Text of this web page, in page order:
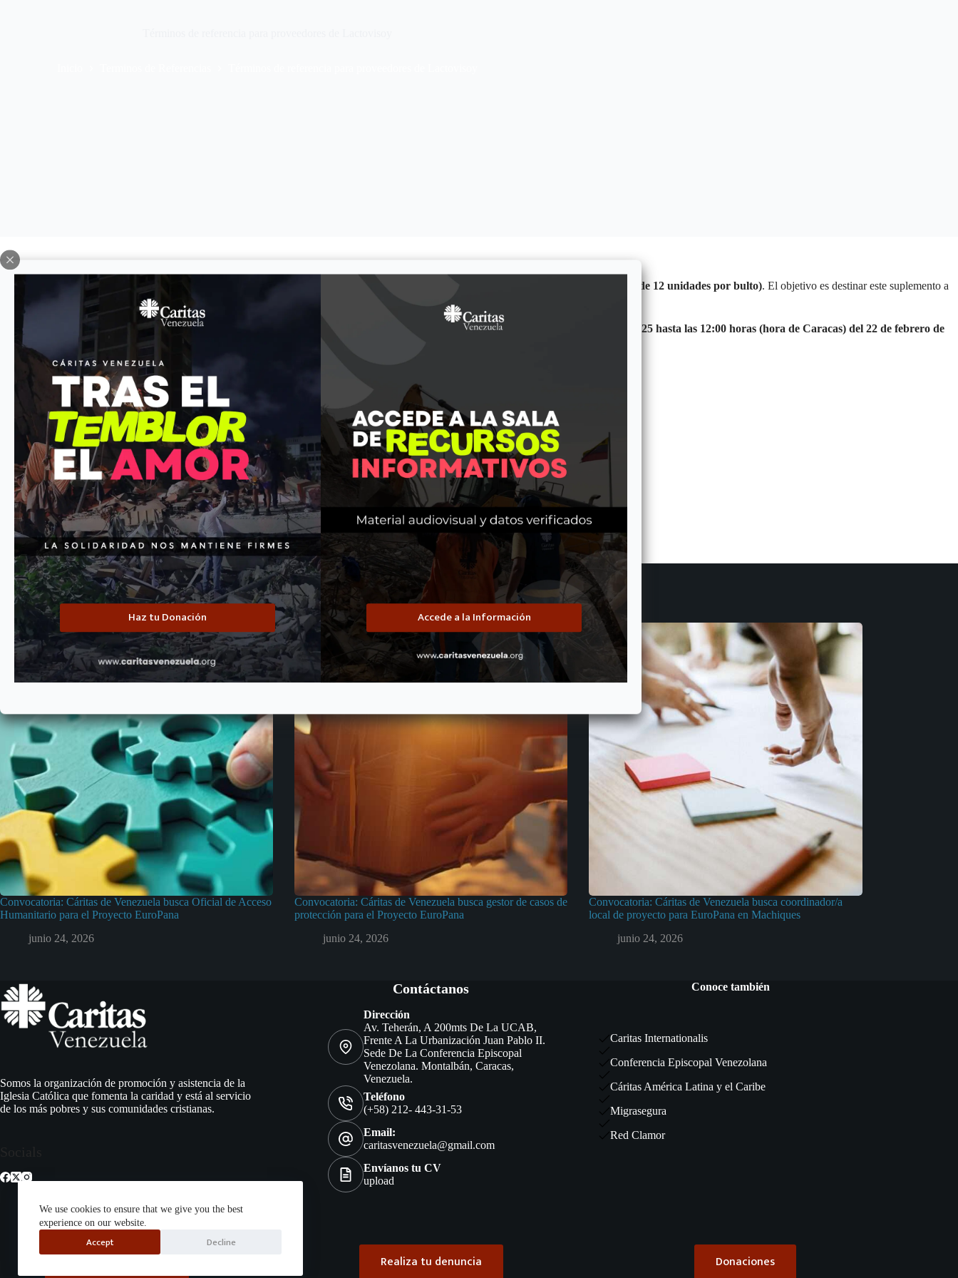
Haz tu Donación Accede a la Información
We use cookies to ensure that we give you the best
experience on our website.
Accept Decline
Cáritas Venezuela ha publicado 400 bultos de Lactovisoy de 900 gramos (en presentación de 12 unidades por bulto). El objetivo es destinar este suplemento a
programas de atención para personas vulnerables en
Maracaibo, Machiques, Ciudad Bolívar y Cojedes
La convocatoria está dirigida a empresas fabricantes o distribuidoras autorizadas . Las propuestas se recibirán desde el
14 de febrero de 2025 hasta las 12:00 horas (hora de Caracas) del 22 de febrero de
. ¡No se considerará ninguna propuesta fuera de este plazo!
TERMINOS-DE-REFERENCIA-LACTOVISOY_CARITAS-VENEZUELA-febrero2025[1] Descarga
ENTRADAANTERIOR
Cáritas Venezuela presenta su Consejo
Directivo para el trienio 2025-2028
SIGUIENTEENTRADA
Términos de Referencia para la
adquisición de Lactovisoy por Cáritas
Venezuela
Entradas relacionadas
Convocatoria: Cáritas de Venezuela busca Oficial de Acceso
Humanitario para el Proyecto EuroPana
junio 24, 2026
Convocatoria: Cáritas de Venezuela busca gestor de casos de
protección para el Proyecto EuroPana
junio 24, 2026
Convocatoria: Cáritas de Venezuela busca coordinador/a
local de proyecto para EuroPana en Machiques
junio 24, 2026
Somos la organización de promoción y asistencia de la
Iglesia Católica que fomenta la caridad y está al servicio
de los más pobres y sus comunidades cristianas.
Contáctanos
Dirección
Av. Teherán, A 200mts De La UCAB,
Frente A La Urbanización Juan Pablo II.
Sede De La Conferencia Episcopal
Venezolana. Montalbán, Caracas,
Venezuela.
Teléfono
(+58) 212- 443-31-53
Email:
caritasvenezuela@gmail.com
Envíanos tu CV
upload
Conoce también
Caritas Internationalis
Conferencia Episcopal Venezolana
Cáritas América Latina y el Caribe
Migrasegura
Red Clamor
Realiza tu denuncia Donaciones